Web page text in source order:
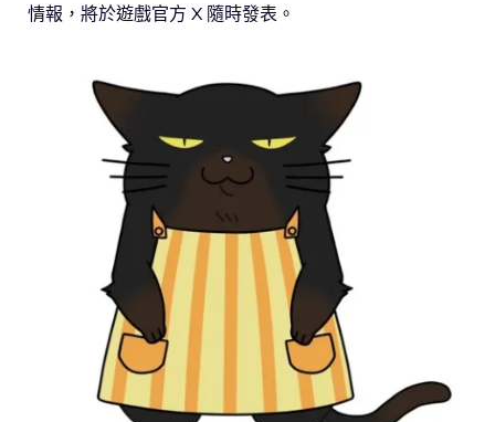
情報，將於遊戲官方 X 隨時發表。